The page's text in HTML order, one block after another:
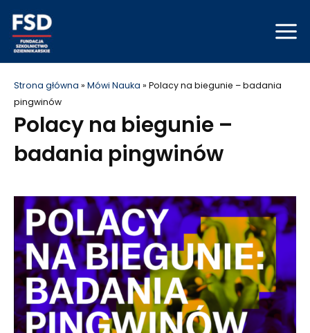
content
Strona główna » Mówi Nauka » Polacy na biegunie – badania
pingwinów
Polacy na biegunie –
badania pingwinów